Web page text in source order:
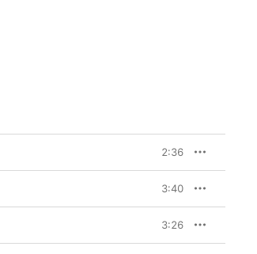
2:36
3:40
3:26